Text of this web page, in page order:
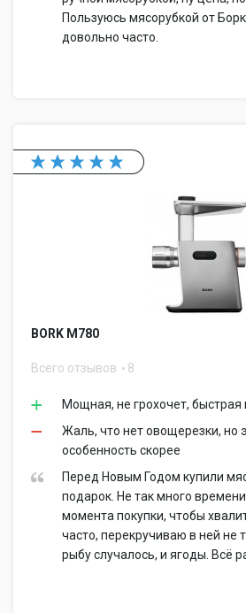
Пользуюсь мясорубкой от
довольно часто.
BORK M780
Всего отзывов 8
Мощная, не грохочет, быстрая
Жаль, что нет овощерезки, но
особенность скорее
Перед Новым Годом купили
подарок. Не так много
момента покупки, чтобы
часто, перекручиваю в ней не
рыбу случалось, и ягоды. Всё